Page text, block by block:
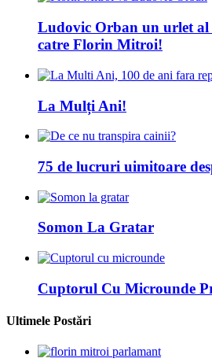
Ludovic Orban un urlet
catre Florin Mitroi!
La Mulți Ani!
75 de lucruri uimitoare
Somon La Gratar
Cuptorul Cu Microunde
Ultimele Postări